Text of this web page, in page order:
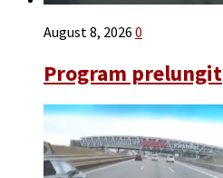
August 8, 2026 0
Program prelungit